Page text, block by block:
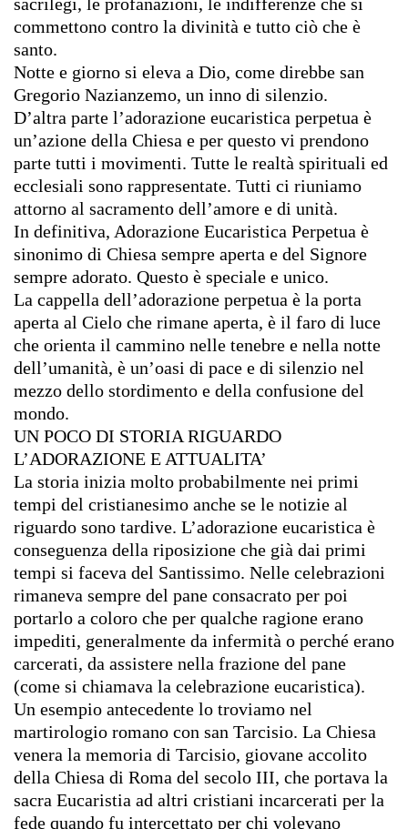
commettono contro la divinità e tutto ciò che è
santo.
Notte e giorno si eleva a Dio, come direbbe san
Gregorio Nazianzemo, un inno di silenzio.
D’altra parte l’adorazione eucaristica perpetua è
un’azione della Chiesa e per questo vi prendono
parte tutti i movimenti. Tutte le realtà spirituali ed
ecclesiali sono rappresentate. Tutti ci riuniamo
attorno al sacramento dell’amore e di unità.
In definitiva, Adorazione Eucaristica Perpetua è
sinonimo di Chiesa sempre aperta e del Signore
sempre adorato. Questo è speciale e unico.
La cappella dell’adorazione perpetua è la porta
aperta al Cielo che rimane aperta, è il faro di luce
che orienta il cammino nelle tenebre e nella notte
dell’umanità, è un’oasi di pace e di silenzio nel
mezzo dello stordimento e della confusione del
mondo.
UN POCO DI STORIA RIGUARDO
L’ADORAZIONE E ATTUALITA’
La storia inizia molto probabilmente nei primi
tempi del cristianesimo anche se le notizie al
riguardo sono tardive. L’adorazione eucaristica è
conseguenza della riposizione che già dai primi
tempi si faceva del Santissimo. Nelle celebrazioni
rimaneva sempre del pane consacrato per poi
portarlo a coloro che per qualche ragione erano
impediti, generalmente da infermità o perché erano
carcerati, da assistere nella frazione del pane
(come si chiamava la celebrazione eucaristica).
Un esempio antecedente lo troviamo nel
martirologio romano con san Tarcisio. La Chiesa
venera la memoria di Tarcisio, giovane accolito
della Chiesa di Roma del secolo III, che portava la
sacra Eucaristia ad altri cristiani incarcerati per la
fede quando fu intercettato per chi volevano